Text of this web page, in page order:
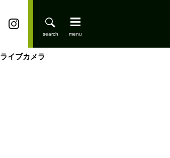
ライブカメラ